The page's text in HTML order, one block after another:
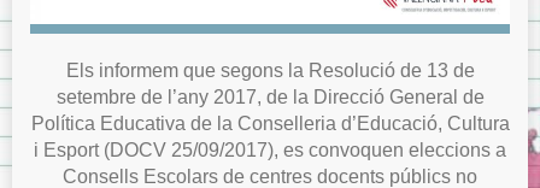
Els informem que segons la Resolució de 13 de
setembre de l’any 2017, de la Direcció General de
Política Educativa de la Conselleria d’Educació, Cultura
i Esport (DOCV 25/09/2017), es convoquen eleccions a
Consells Escolars de centres docents públics no